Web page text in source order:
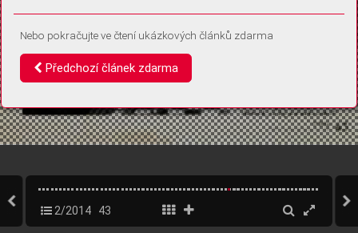
2/2014 43
Nebo pokračujte ve čtení ukázkových článků zdarma
Předchozí článek zdarma